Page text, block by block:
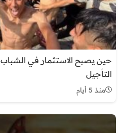
حين يصبح الاستثمار في
التأجيل
منذ 5 أيام